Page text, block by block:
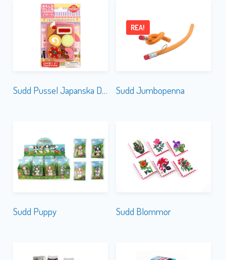
Sudd Pussel Japanska Dessert Sudd Jumbopenna
REA!
Sudd Puppy Sudd Blommor